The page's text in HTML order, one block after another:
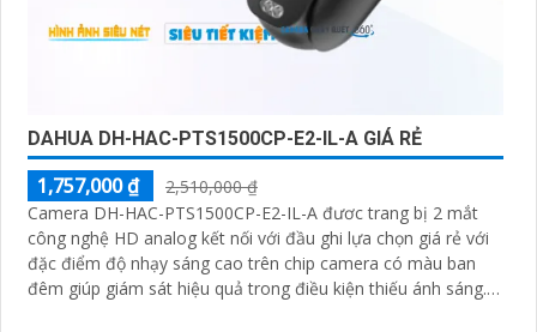
DAHUA DH-HAC-PTS1500CP-E2-IL-A GIÁ RẺ
1,757,000 ₫
2,510,000 ₫
Camera DH-HAC-PTS1500CP-E2-IL-A đươc trang bị 2 mắt
công nghệ HD analog kết nối với đầu ghi lựa chọn giá rẻ với
đặc điểm độ nhạy sáng cao trên chip camera có màu ban
đêm giúp giám sát hiệu quả trong điều kiện thiếu ánh sáng.